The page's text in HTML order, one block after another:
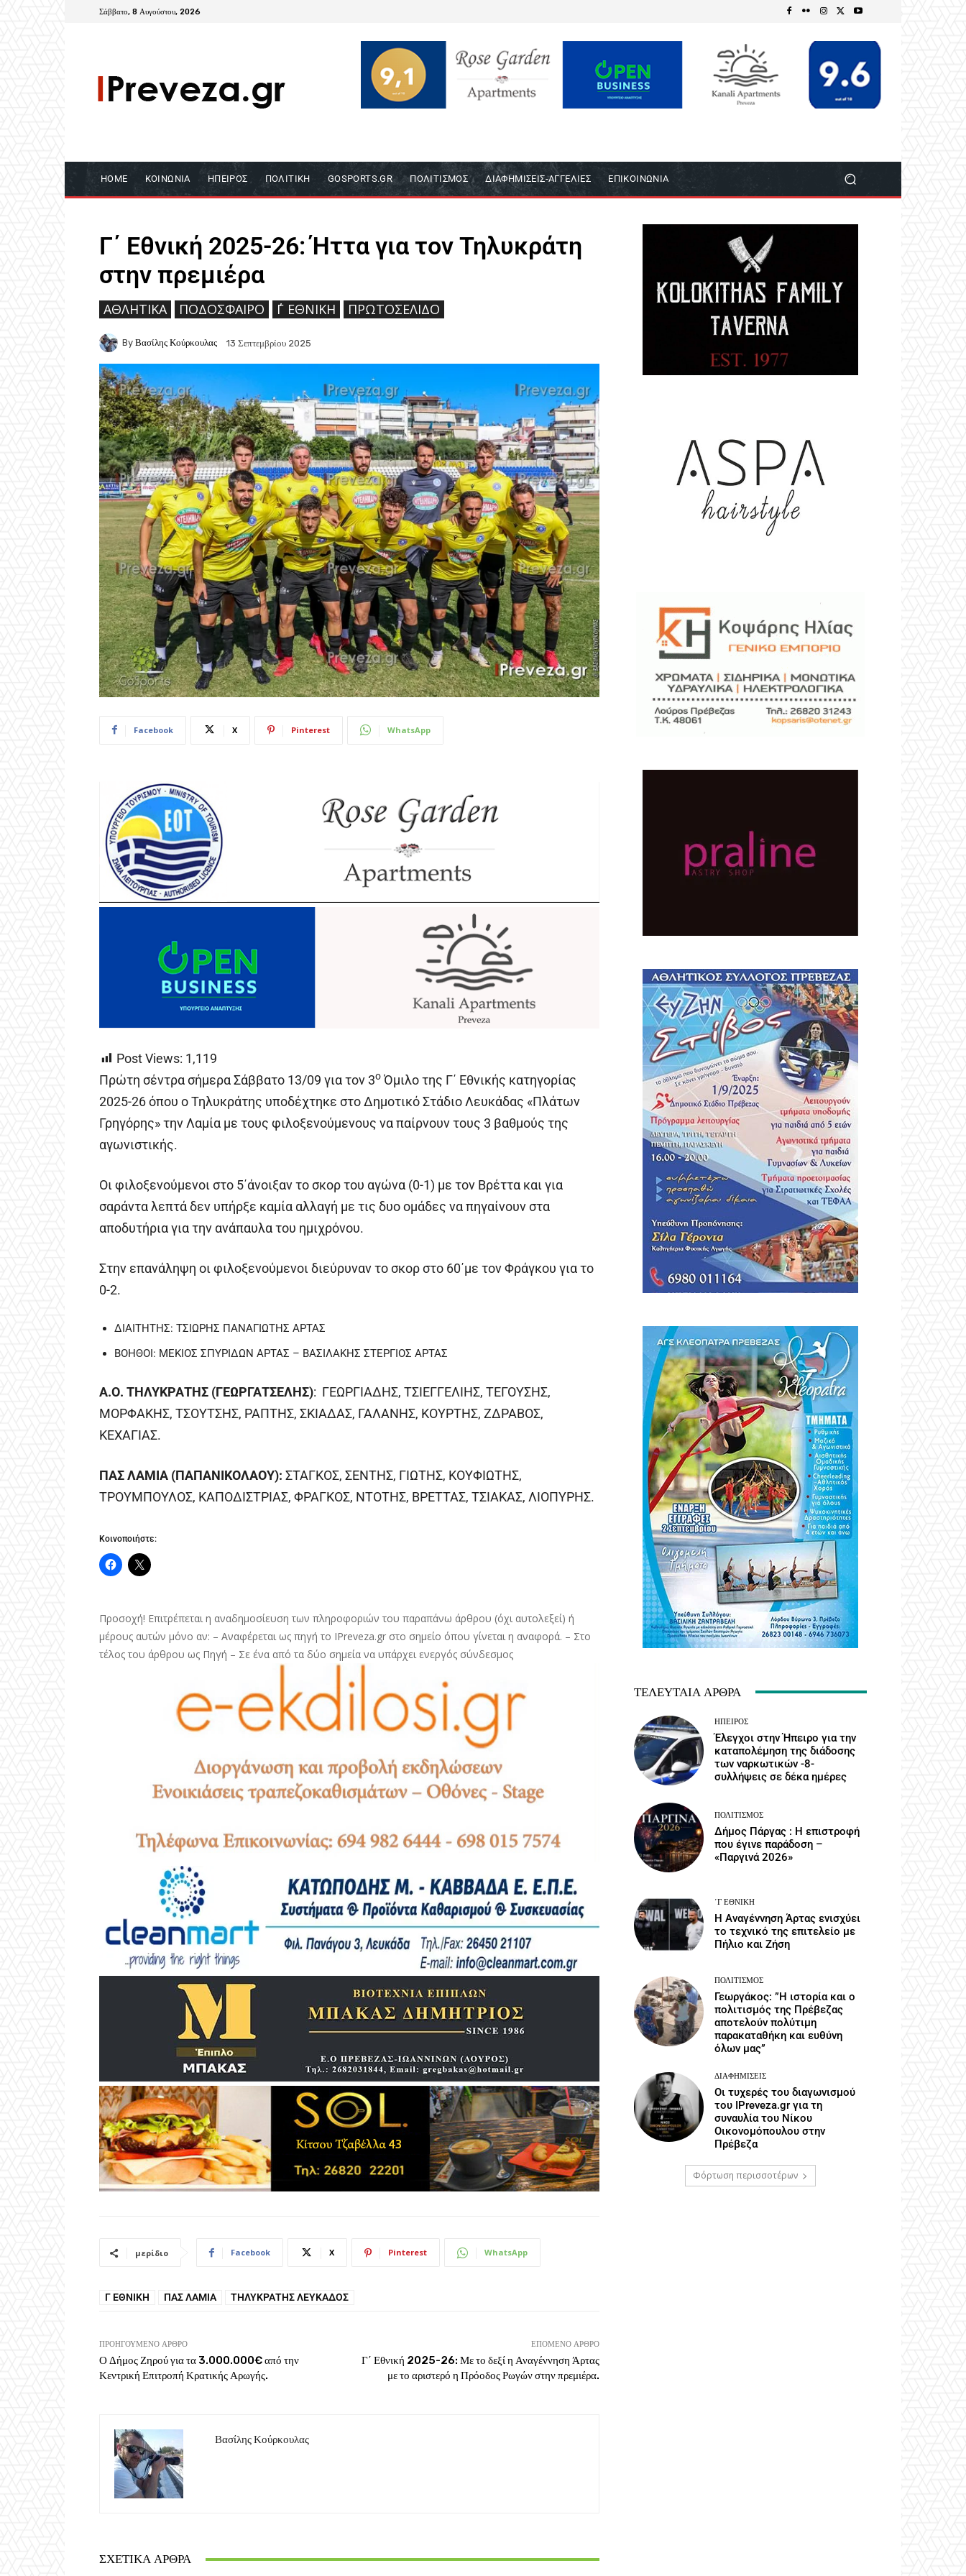
Σάββατο, 8 Αυγούστου, 2026
HOME ΚΟΙΝΩΝΊΑ ΉΠΕΙΡΟΣ ΠΟΛΙΤΙΚΉ GOSPORTS.GR ΠΟΛΙΤΙΣΜΌΣ ΔΙΑΦΗΜΊΣΕΙΣ-ΑΓΓΕΛΊΕΣ ΕΠΙΚΟΙΝΩΝΙΑ
Γ΄ Εθνική 2025-26: Ήττα για τον Τηλυκράτη
στην πρεμιέρα
ΑΘΛΗΤΙΚΆ ΠΟΔΌΣΦΑΙΡΟ ΄Γ ΕΘΝΙΚΉ ΠΡΩΤΟΣΈΛΙΔΟ
By Βασίλης Κούρκουλας 13 Σεπτεμβρίου 2025
Facebook X Pinterest WhatsApp
Post Views: 1,119
Πρώτη σέντρα σήμερα Σάββατο 13/09 για τον 3ο Όμιλο της Γ΄ Εθνικής κατηγορίας
2025-26 όπου ο Τηλυκράτης υποδέχτηκε στο Δημοτικό Στάδιο Λευκάδας «Πλάτων
Γρηγόρης» την Λαμία με τους φιλοξενούμενους να παίρνουν τους 3 βαθμούς της
αγωνιστικής.
Οι φιλοξενούμενοι στο 5΄άνοιξαν το σκορ του αγώνα (0-1) με τον Βρέττα και για
σαράντα λεπτά δεν υπήρξε καμία αλλαγή με τις δυο ομάδες να πηγαίνουν στα
αποδυτήρια για την ανάπαυλα του ημιχρόνου.
Στην επανάληψη οι φιλοξενούμενοι διεύρυναν το σκορ στο 60΄με τον Φράγκου για το
0-2.
ΔΙΑΙΤΗΤΗΣ: ΤΣΙΩΡΗΣ ΠΑΝΑΓΙΩΤΗΣ ΑΡΤΑΣ
ΒΟΗΘΟΙ: ΜΕΚΙΟΣ ΣΠΥΡΙΔΩΝ ΑΡΤΑΣ – ΒΑΣΙΛΑΚΗΣ ΣΤΕΡΓΙΟΣ ΑΡΤΑΣ
Α.Ο. ΤΗΛΥΚΡΑΤΗΣ (ΓΕΩΡΓΑΤΣΕΛΗΣ): ΓΕΩΡΓΙΑΔΗΣ, ΤΣΙΕΓΓΕΛΙΗΣ, ΤΕΓΟΥΣΗΣ,
ΜΟΡΦΑΚΗΣ, ΤΣΟΥΤΣΗΣ, ΡΑΠΤΗΣ, ΣΚΙΑΔΑΣ, ΓΑΛΑΝΗΣ, ΚΟΥΡΤΗΣ, ΖΔΡΑΒΟΣ,
ΚΕΧΑΓΙΑΣ.
ΠΑΣ ΛΑΜΙΑ (ΠΑΠΑΝΙΚΟΛΑΟΥ): ΣΤΑΓΚΟΣ, ΣΕΝΤΗΣ, ΓΙΩΤΗΣ, ΚΟΥΦΙΩΤΗΣ,
ΤΡΟΥΜΠΟΥΛΟΣ, ΚΑΠΟΔΙΣΤΡΙΑΣ, ΦΡΑΓΚΟΣ, ΝΤΟΤΗΣ, ΒΡΕΤΤΑΣ, ΤΣΙΑΚΑΣ, ΛΙΟΠΥΡΗΣ.
Κοινοποιήστε:
Προσοχή! Επιτρέπεται η αναδημοσίευση των πληροφοριών του παραπάνω άρθρου (όχι αυτολεξεί) ή
μέρους αυτών μόνο αν: – Αναφέρεται ως πηγή το IPreveza.gr στο σημείο όπου γίνεται η αναφορά. – Στο
τέλος του άρθρου ως Πηγή – Σε ένα από τα δύο σημεία να υπάρχει ενεργός σύνδεσμος
μερίδιο Facebook X Pinterest WhatsApp
Γ ΕΘΝΙΚΉ ΠΑΣ ΛΑΜΊΑ ΤΗΛΥΚΡΆΤΗΣ ΛΕΥΚΆΔΟΣ
ΠΡΟΗΓΟΎΜΕΝΟ ΆΡΘΡΟ
Ο Δήμος Ζηρού για τα 3.000.000€ από την
Κεντρική Επιτροπή Κρατικής Αρωγής.
ΕΠΌΜΕΝΟ ΆΡΘΡΟ
Γ΄ Εθνική 2025-26: Με το δεξί η Αναγέννηση Άρτας
με το αριστερό η Πρόοδος Ρωγών στην πρεμιέρα.
Βασίλης Κούρκουλας
ΣΧΕΤΙΚΆ ΆΡΘΡΑ
ΤΕΛΕΥΤΑΊΑ ΆΡΘΡΑ
ΉΠΕΙΡΟΣ
Έλεγχοι στην Ήπειρο για την
καταπολέμηση της διάδοσης
των ναρκωτικών -8-
συλλήψεις σε δέκα ημέρες
ΠΟΛΙΤΙΣΜΌΣ
Δήμος Πάργας : Η επιστροφή
που έγινε παράδοση –
«Παργινά 2026»
΄Γ ΕΘΝΙΚΉ
Η Αναγέννηση Άρτας ενισχύει
το τεχνικό της επιτελείο με
Πήλιο και Ζήση
ΠΟΛΙΤΙΣΜΌΣ
Γεωργάκος: ”Η ιστορία και ο
πολιτισμός της Πρέβεζας
αποτελούν πολύτιμη
παρακαταθήκη και ευθύνη
όλων μας”
ΔΙΑΦΗΜΊΣΕΙΣ
Οι τυχερές του διαγωνισμού
του IPreveza.gr για τη
συναυλία του Νίκου
Οικονομόπουλου στην
Πρέβεζα
Φόρτωση περισσοτέρων